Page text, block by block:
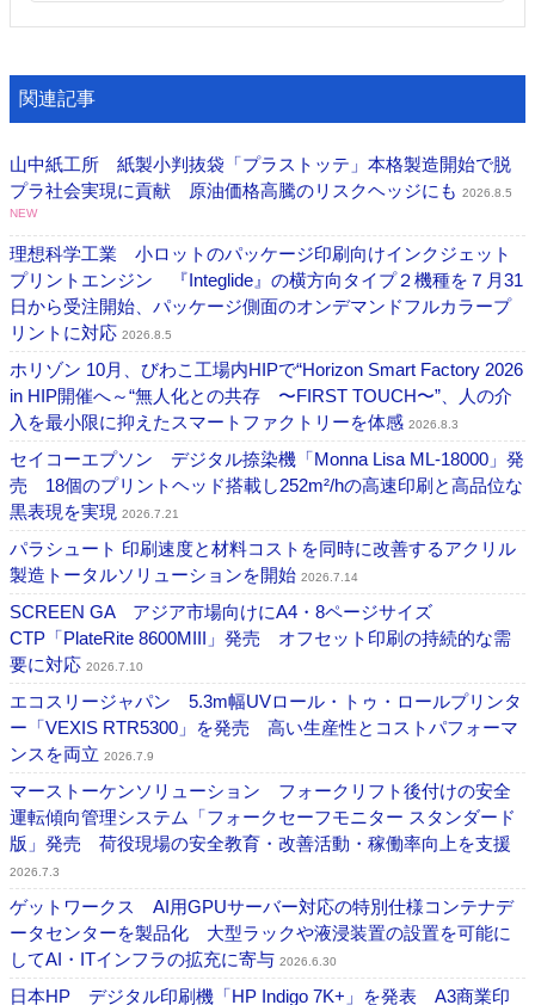
関連記事
山中紙工所 紙製小判抜袋「プラストッテ」本格製造開始で脱
プラ社会実現に貢献 原油価格高騰のリスクヘッジにも 2026.8.5
NEW
理想科学工業 小ロットのパッケージ印刷向けインクジェット
プリントエンジン 『Integlide』の横方向タイプ２機種を７月31
日から受注開始、パッケージ側面のオンデマンドフルカラープ
リントに対応 2026.8.5
ホリゾン 10月、びわこ工場内HIPで“Horizon Smart Factory 2026
in HIP開催へ～“無人化との共存 〜FIRST TOUCH〜”、人の介
入を最小限に抑えたスマートファクトリーを体感 2026.8.3
セイコーエプソン デジタル捺染機「Monna Lisa ML-18000」発
売 18個のプリントヘッド搭載し252m²/hの高速印刷と高品位な
黒表現を実現 2026.7.21
パラシュート 印刷速度と材料コストを同時に改善するアクリル
製造トータルソリューションを開始 2026.7.14
SCREEN GA アジア市場向けにA4・8ページサイズ
CTP「PlateRite 8600MIII」発売 オフセット印刷の持続的な需
要に対応 2026.7.10
エコスリージャパン 5.3m幅UVロール・トゥ・ロールプリンタ
ー「VEXIS RTR5300」を発売 高い生産性とコストパフォーマ
ンスを両立 2026.7.9
マーストーケンソリューション フォークリフト後付けの安全
運転傾向管理システム「フォークセーフモニター スタンダード
版」発売 荷役現場の安全教育・改善活動・稼働率向上を支援
2026.7.3
ゲットワークス AI用GPUサーバー対応の特別仕様コンテナデ
ータセンターを製品化 大型ラックや液浸装置の設置を可能に
してAI・ITインフラの拡充に寄与 2026.6.30
日本HP デジタル印刷機「HP Indigo 7K+」を発表 A3商業印